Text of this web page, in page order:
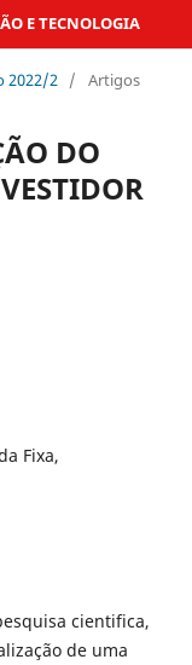
E TECNOLOGIA
2022/2 / Artigos
DO
Fixa,
cientifica,
de uma